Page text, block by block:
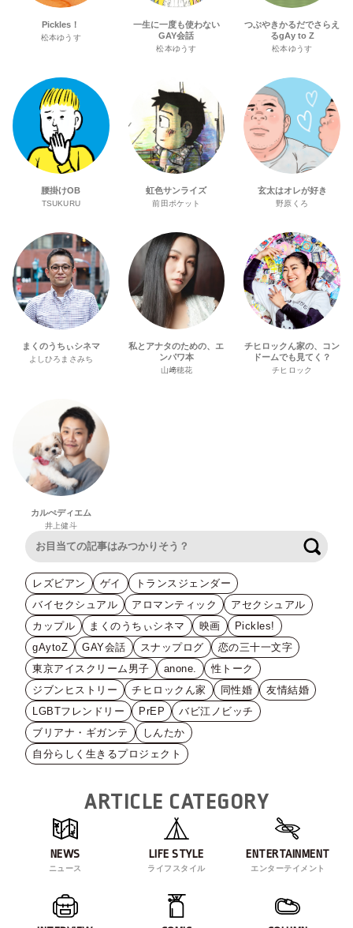
Pickles！
松本ゆうす
一生に一度も使わない
GAY会話
松本ゆうす
つぶやきかるだでさらえ
るgAy to Z
松本ゆうす
腰掛けOB
TSUKURU
虹色サンライズ
前田ポケット
玄太はオレが好き
野原くろ
まくのうちぃシネマ
よしひろまさみち
私とアナタのための、エ
ンパワ本
山﨑穂花
チヒロックん家の、コン
ドームでも見てく？
チヒロック
カルぺディエム
井上健斗
レズビアン ゲイ
トランスジェンダー
バイセクシュアル
アロマンティック
アセクシュアル
カップル
まくのうちぃシネマ 映画
Pickles!
gAytoZ
GAY会話 スナップログ
恋の三十一文字
東京アイスクリーム男子
anone.
性トーク
ジブンヒストリー
チヒロックん家 同性婚
友情結婚
LGBTフレンドリー
PrEP
バビ江ノビッチ
ブリアナ・ギガンテ
しんたか
自分らしく生きるプロジェクト
ARTICLE CATEGORY
NEWS
ニュース
LIFE STYLE
ライフスタイル
ENTERTAINMENT
エンターテイメント